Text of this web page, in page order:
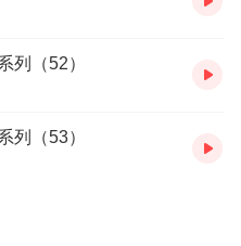
列（52）
列（53）